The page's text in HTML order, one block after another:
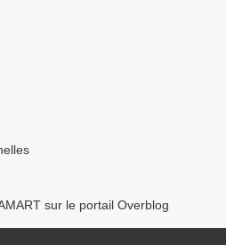
sur le portail Overblog